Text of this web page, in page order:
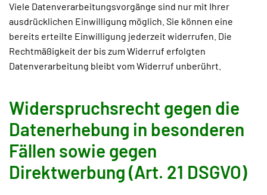
Viele Datenverarbeitungsvorgänge sind nur mit Ihrer
ausdrücklichen Einwilligung möglich. Sie können eine
bereits erteilte Einwilligung jederzeit widerrufen. Die
Rechtmäßigkeit der bis zum Widerruf erfolgten
Datenverarbeitung bleibt vom Widerruf unberührt.
Widerspruchsrecht gegen die
Datenerhebung in besonderen
Fällen sowie gegen
Direktwerbung (Art. 21 DSGVO)